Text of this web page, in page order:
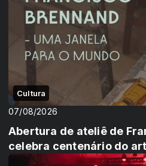
Cultura
07/08/2026
Abertura de ateliê de
celebra centenário do